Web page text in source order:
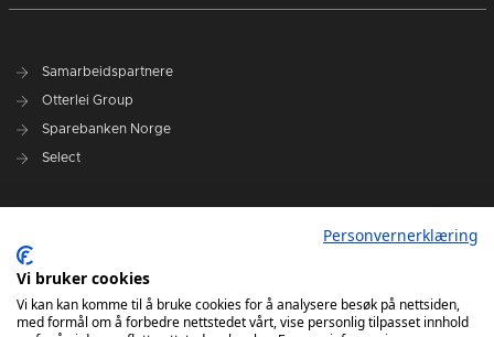
Samarbeidspartnere
Otterlei Group
Sparebanken Norge
Select
Spillerstall
Administrasjon
Styret
Personvernerklæring
Vi bruker cookies
Vi kan kan komme til å bruke cookies for å analysere besøk på nettsiden,
med formål om å forbedre nettstedet vårt, vise personlig tilpasset innhold